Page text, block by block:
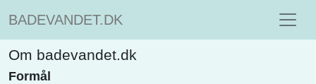
BADEVANDET.DK
Om badevandet.dk
Formål